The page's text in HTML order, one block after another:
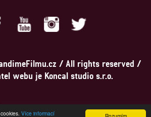
Více informací
/ All rights reserved /
webu je Koncal studio s.r.o.
03604071, Lýskova 2073/57, Stodůlky, 155